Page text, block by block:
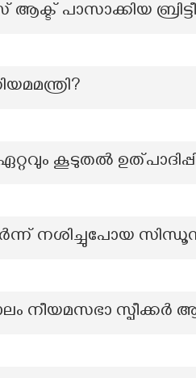
ആക്ട് പാസാക്കിയ
കൂടുതൽ
നശിച്ചുപോയ
നീയമസഭാ സ്പീക്കര്‍